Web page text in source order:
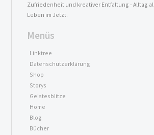
Zufriedenheit und kreativer Entfaltung - Alltag
Leben im Jetzt.
Menüs
Linktree
Datenschutzerklärung
Shop
Storys
Geistesblitze
Home
Blog
Bücher